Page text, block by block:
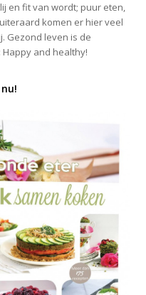
en fit van wordt; puur eten,
komen er hier veel
Gezond leven is de
and healthy!